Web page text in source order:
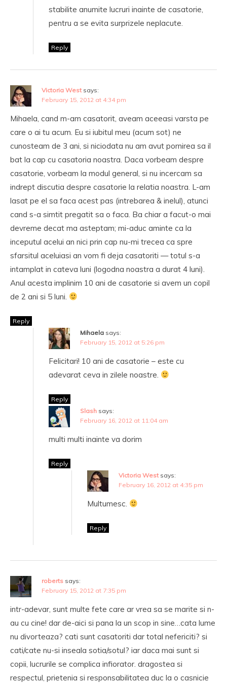
stabilite anumite lucruri inainte de casatorie,
pentru a se evita surprizele neplacute.
Reply
Victoria West says:
February 15, 2012 at 4:34 pm
Mihaela, cand m-am casatorit, aveam aceeasi varsta pe
care o ai tu acum. Eu si iubitul meu (acum sot) ne
cunosteam de 3 ani, si niciodata nu am avut pornirea sa il
bat la cap cu casatoria noastra. Daca vorbeam despre
casatorie, vorbeam la modul general, si nu incercam sa
indrept discutia despre casatorie la relatia noastra. L-am
lasat pe el sa faca acest pas (intrebarea & inelul), atunci
cand s-a simtit pregatit sa o faca. Ba chiar a facut-o mai
devreme decat ma asteptam; mi-aduc aminte ca la
inceputul acelui an nici prin cap nu-mi trecea ca spre
sfarsitul aceluiasi an vom fi deja casatoriti — totul s-a
intamplat in cateva luni (logodna noastra a durat 4 luni).
Anul acesta implinim 10 ani de casatorie si avem un copil
de 2 ani si 5 luni.
Reply
Mihaela says:
February 15, 2012 at 5:26 pm
Felicitari! 10 ani de casatorie – este cu
adevarat ceva in zilele noastre.
Reply
Slash says:
February 16, 2012 at 11:04 am
multi multi inainte va dorim
Reply
Victoria West says:
February 16, 2012 at 4:35 pm
Multumesc.
Reply
roberts says:
February 15, 2012 at 7:35 pm
intr-adevar, sunt multe fete care ar vrea sa se marite si n-
au cu cine! dar de-aici si pana la un scop in sine…cata lume
nu divorteaza? cati sunt casatoriti dar total nefericiti? si
cati/cate nu-si inseala sotia/sotul? iar daca mai sunt si
copii, lucrurile se complica infiorator. dragostea si
respectul, prietenia si responsabilitatea duc la o casnicie